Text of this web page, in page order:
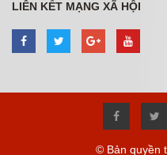
LIÊN KẾT MẠNG XÃ HỘI
© Bản quyền